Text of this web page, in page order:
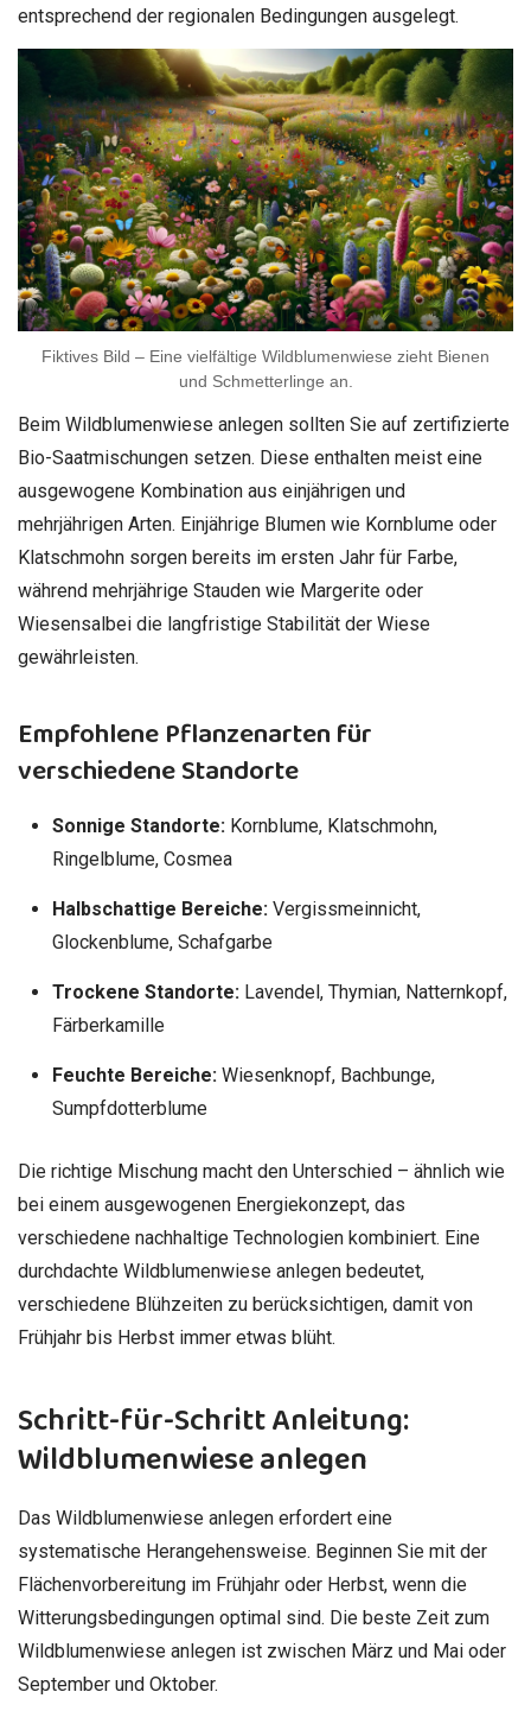
entsprechend der regionalen Bedingungen ausgelegt.
Fiktives Bild – Eine vielfältige Wildblumenwiese zieht Bienen
und Schmetterlinge an.
Beim Wildblumenwiese anlegen sollten Sie auf zertifizierte
Bio-Saatmischungen setzen. Diese enthalten meist eine
ausgewogene Kombination aus einjährigen und
mehrjährigen Arten. Einjährige Blumen wie Kornblume oder
Klatschmohn sorgen bereits im ersten Jahr für Farbe,
während mehrjährige Stauden wie Margerite oder
Wiesensalbei die langfristige Stabilität der Wiese
gewährleisten.
Empfohlene Pflanzenarten für
verschiedene Standorte
Sonnige Standorte:Kornblume, Klatschmohn,
Ringelblume, Cosmea
Halbschattige Bereiche:Vergissmeinnicht,
Glockenblume, Schafgarbe
Trockene Standorte:Lavendel, Thymian, Natternkopf,
Färberkamille
Feuchte Bereiche:Wiesenknopf, Bachbunge,
Sumpfdotterblume
Die richtige Mischung macht den Unterschied – ähnlich wie
bei einem ausgewogenen Energiekonzept, das
verschiedene nachhaltige Technologien kombiniert. Eine
durchdachte Wildblumenwiese anlegen bedeutet,
verschiedene Blühzeiten zu berücksichtigen, damit von
Frühjahr bis Herbst immer etwas blüht.
Schritt-für-Schritt Anleitung:
Wildblumenwiese anlegen
Das Wildblumenwiese anlegen erfordert eine
systematische Herangehensweise. Beginnen Sie mit der
Flächenvorbereitung im Frühjahr oder Herbst, wenn die
Witterungsbedingungen optimal sind. Die beste Zeit zum
Wildblumenwiese anlegen ist zwischen März und Mai oder
September und Oktober.